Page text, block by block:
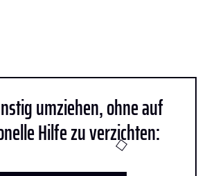
umziehen, ohne auf
Hilfe zu verzichten: